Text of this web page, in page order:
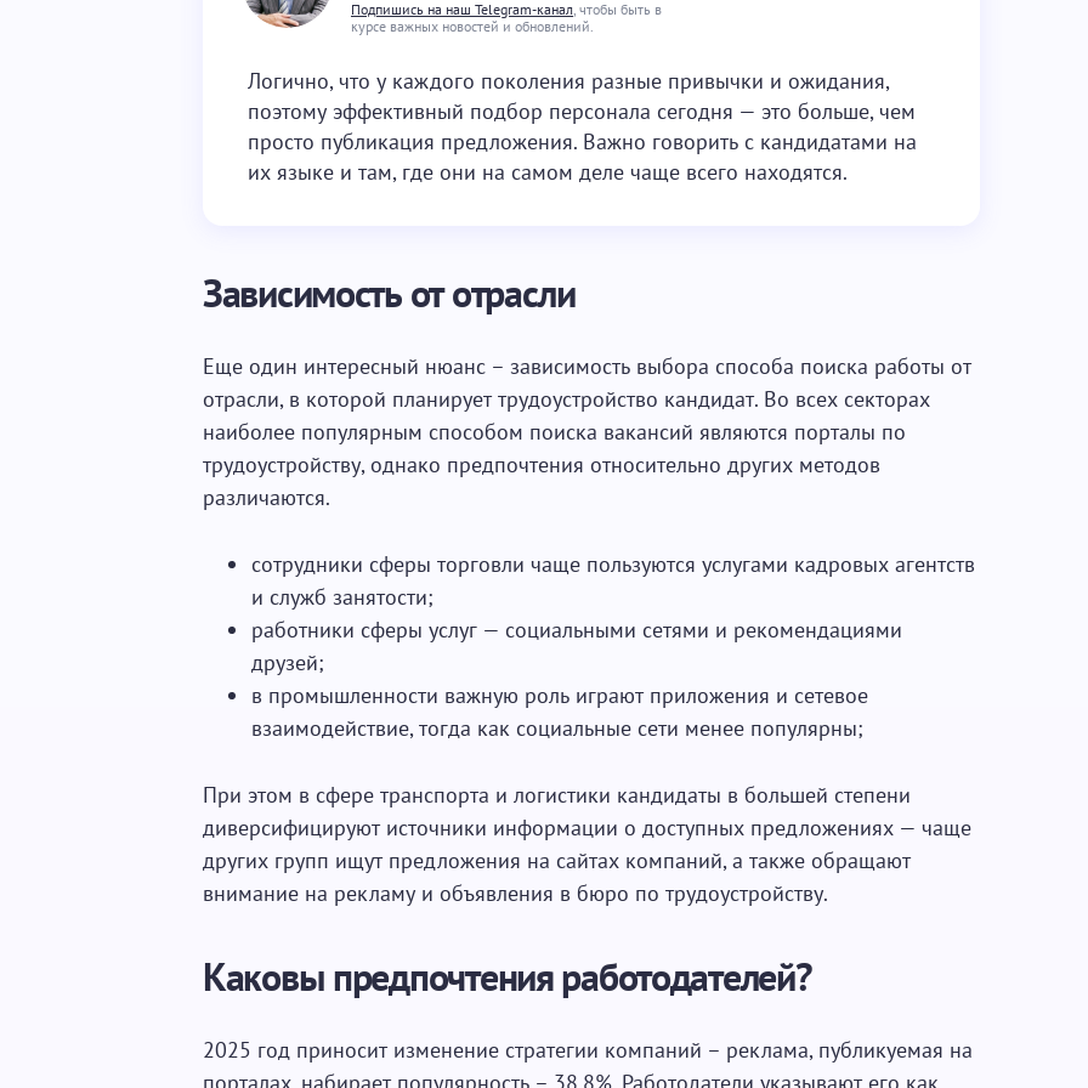
Подпишись на наш Telegram-канал, чтобы быть в
курсе важных новостей и обновлений.
Логично, что у каждого поколения разные привычки и ожидания,
поэтому эффективный подбор персонала сегодня — это больше, чем
просто публикация предложения. Важно говорить с кандидатами на
их языке и там, где они на самом деле чаще всего находятся.
Зависимость от отрасли
Еще один интересный нюанс – зависимость выбора способа поиска работы от
отрасли, в которой планирует трудоустройство кандидат. Во всех секторах
наиболее популярным способом поиска вакансий являются порталы по
трудоустройству, однако предпочтения относительно других методов
различаются.
сотрудники сферы торговли чаще пользуются услугами кадровых агентств
и служб занятости;
работники сферы услуг — социальными сетями и рекомендациями
друзей;
в промышленности важную роль играют приложения и сетевое
взаимодействие, тогда как социальные сети менее популярны;
При этом в сфере транспорта и логистики кандидаты в большей степени
диверсифицируют источники информации о доступных предложениях — чаще
других групп ищут предложения на сайтах компаний, а также обращают
внимание на рекламу и объявления в бюро по трудоустройству.
Каковы предпочтения работодателей?
2025 год приносит изменение стратегии компаний – реклама, публикуемая на